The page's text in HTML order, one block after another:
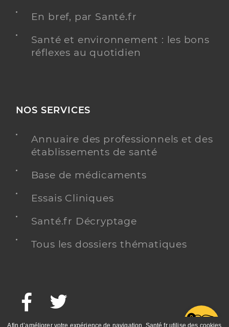
En bref, par Santé.fr
Santé et environnement : les bons
réflexes au quotidien
NOS SERVICES
Annuaire des professionnels et des
établissements de santé
Base de médicaments
Essais Cliniques
Santé.fr Décryptage
Tous les dossiers thématiques
Facebook
Afin d’améliorer votre expérience de navigation, Santé.fr utilise des cookies